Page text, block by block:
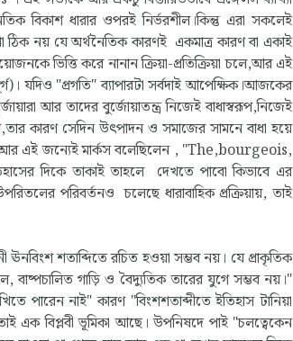
বিকাশ ধারার ওপরই নির্ভরশীল।কিন্তু এরা সকলেই
ঠিক নয় যে অর্থনৈতিক কারণই একমাত্র কারণ বা একাই
ভিত্তি করে নানান ক্রিয়া-প্রতিক্রিয়া চলে,আর এই
যদিও "প্রগতি" ব্যাপারটা সর্বদাই আপেক্ষিক।আজকের
আর তাদের বুর্জোয়াতন্ত্র নিজেই বাধাস্বরূপ,নিজেই
কারণ সেদিন উৎপাদন ও সমাজের সামনে বাধা হয়ে
আর এই জন্যেই মার্কস বলেছিলেন , "The,bourgeois,
দিকে তাকাই তাহলে দেখতে পাবো কিভাবে এর
পরিবর্তনও চলেছে ধারাবাহিক প্রক্রিয়ায়, তাই
ঊনবিংশ শতাব্দিতে রচিত হওয়া সম্ভব নয়। যে প্রাকৃতিক
বাষ্পচালিত গাড়ি ও বৈদ্যুতিক তারের যুগে সম্ভব নয়।"
পারেন নাই" কারণ "বিংশশতাব্দীতে ইতিহাস টানিয়া
এক বিপ্লবী ভূমিকা আছে। উপনিষদে পাই "চলত্বেকেন